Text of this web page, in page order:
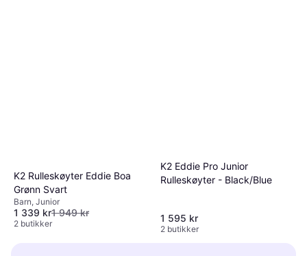
K2 Rulleskøyter Eddie Boa
Grønn Svart
Barn, Junior
1 339 kr1 949 kr
2 butikker
K2 Eddie Pro Junior
Rulleskøyter - Black/Blue
1 595 kr
2 butikker